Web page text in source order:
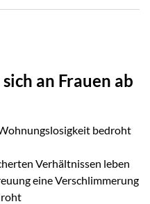
an Frauen ab
bedroht
Verhältnissen leben
eine Verschlimmerung